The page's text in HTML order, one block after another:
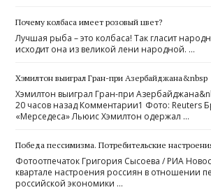
Почему колбаса имеет розовый цвет?
Лучшая рыба – это колбаса! Так гласит
исходит она из великой лени народной. …
Хэмилтон выиграл Гран-при Азербайджана&nbsp
Хэмилтон выиграл Гран-при
20 часов назад Комментарии1 Фото: Reuters
«Мерседеса» Льюис Хэмилтон одержал …
Победа пессимизма. Потребительские
Фотоотпечаток Григория Сысоева / РИА
квартале настроения россиян в отношении
российской экономики …